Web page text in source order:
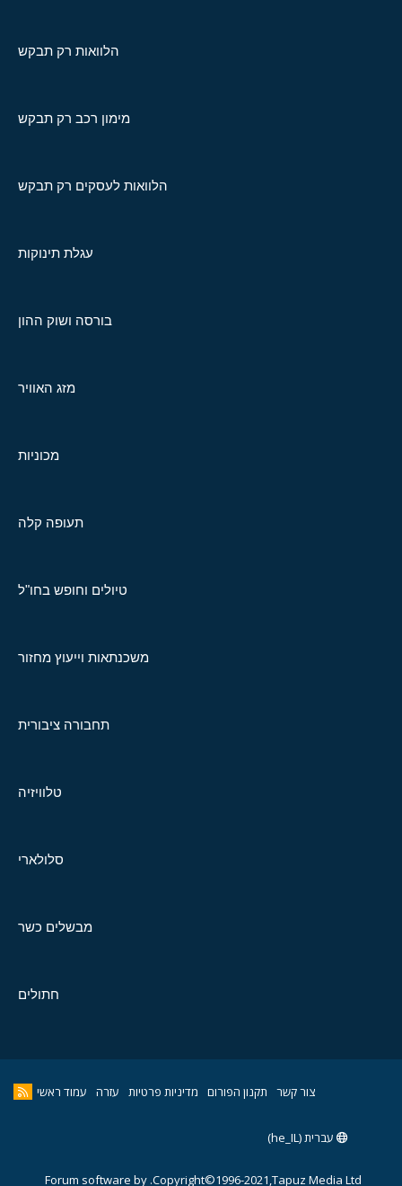
הלוואות רק תבקש
מימון רכב רק תבקש
הלוואות לעסקים רק תבקש
עגלת תינוקות
בורסה ושוק ההון
מזג האוויר
מכוניות
תעופה קלה
טיולים וחופש בחו"ל
משכנתאות וייעוץ מחזור
תחבורה ציבורית
טלוויזיה
סלולארי
מבשלים כשר
חתולים
צור קשר תקנון הפורום מדיניות פרטיות עזרה עמוד ראשי
עברית (he_IL)
Copyright©1996-2021,Tapuz Media Ltd.
Forum software by